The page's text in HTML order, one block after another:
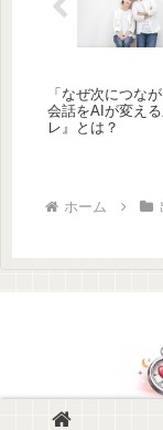
「なぜ次につな
会話をAIが変え
レ』とは？
ホーム
© 2026 大人